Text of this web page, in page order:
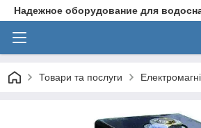
Надежное оборудование для
Товари та послуги